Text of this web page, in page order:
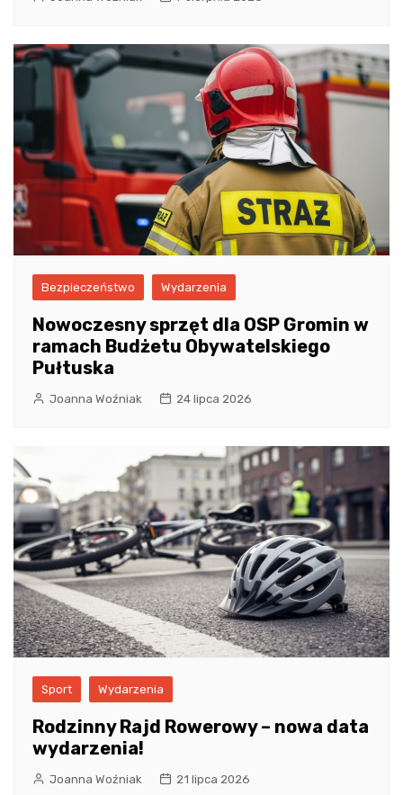
Bezpieczeństwo Wydarzenia
Nowoczesny sprzęt dla OSP Gromin w
ramach Budżetu Obywatelskiego
Pułtuska
Joanna Woźniak 24 lipca 2026
Sport Wydarzenia
Rodzinny Rajd Rowerowy – nowa data
wydarzenia!
Joanna Woźniak 21 lipca 2026